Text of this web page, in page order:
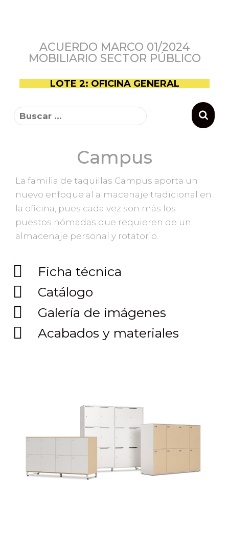
ACUERDO MARCO 01/2024
MOBILIARIO SECTOR PÚBLICO
LOTE 2: OFICINA GENERAL
Campus
La familia de taquillas Campus aporta un
nuevo enfoque al almacenaje tradicional en
la oficina, pues cada vez son más los
puestos nómadas que requieren de un
almacenaje personal y rotatorio.
Ficha técnica
Catálogo
Galería de imágenes
Acabados y materiales